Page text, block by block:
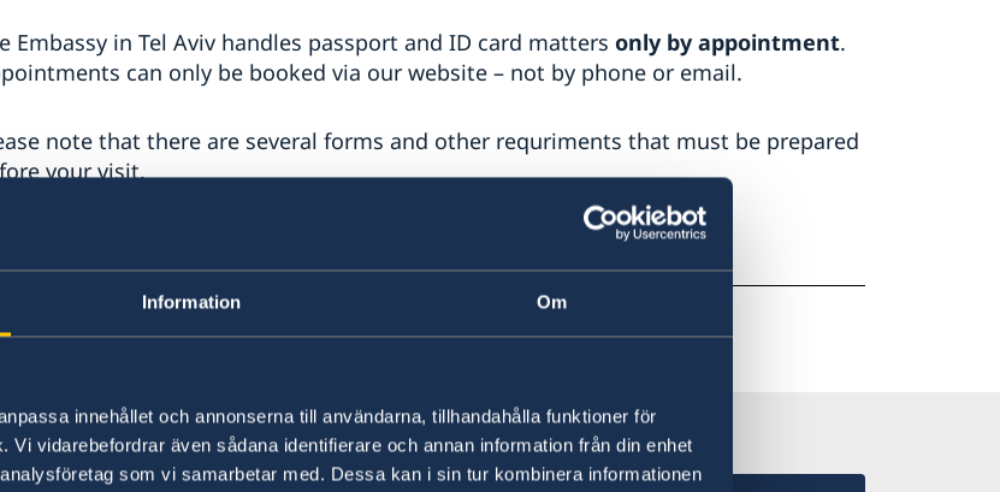
Information Om
innehållet och annonserna till användarna, tillhandahålla funktioner för
vidarebefordrar även sådana identifierare och annan information från din enhet
som vi samarbetar med. Dessa kan i sin tur kombinera informationen
Embassy in Tel Aviv handles passport and ID card matters only by appointment.
can only be booked via our website – not by phone or email.
note that there are several forms and other requriments that must be prepared
your visit.
more information about the requriments and book a time here:
and ID cards abroad - Sweden Abroad
updated 04 Apr 2018, 3.01 PM